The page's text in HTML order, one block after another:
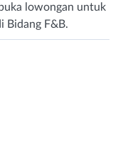
lowongan untuk
Bidang F&B.